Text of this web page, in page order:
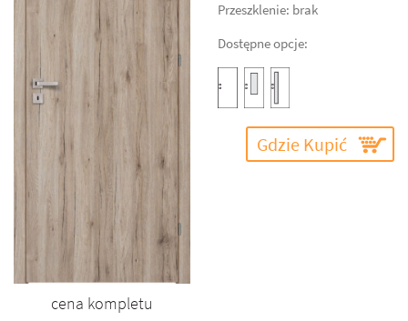
cena kompletu
Przeszklenie: brak
Dostępne opcje:
Gdzie Kupić